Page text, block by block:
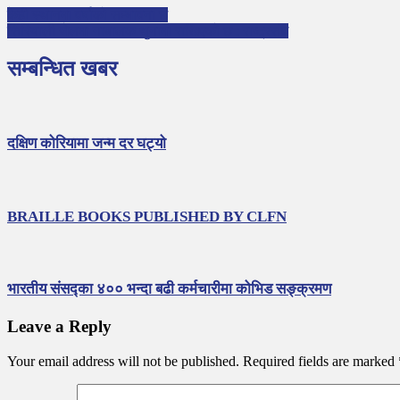
सम्बन्धित खबर
दक्षिण कोरियामा जन्म दर घट्यो
BRAILLE BOOKS PUBLISHED BY CLFN
भारतीय संसद्का ४०० भन्दा बढी कर्मचारीमा कोभिड सङ्क्रमण
Leave a Reply
Your email address will not be published. Required fields are marked